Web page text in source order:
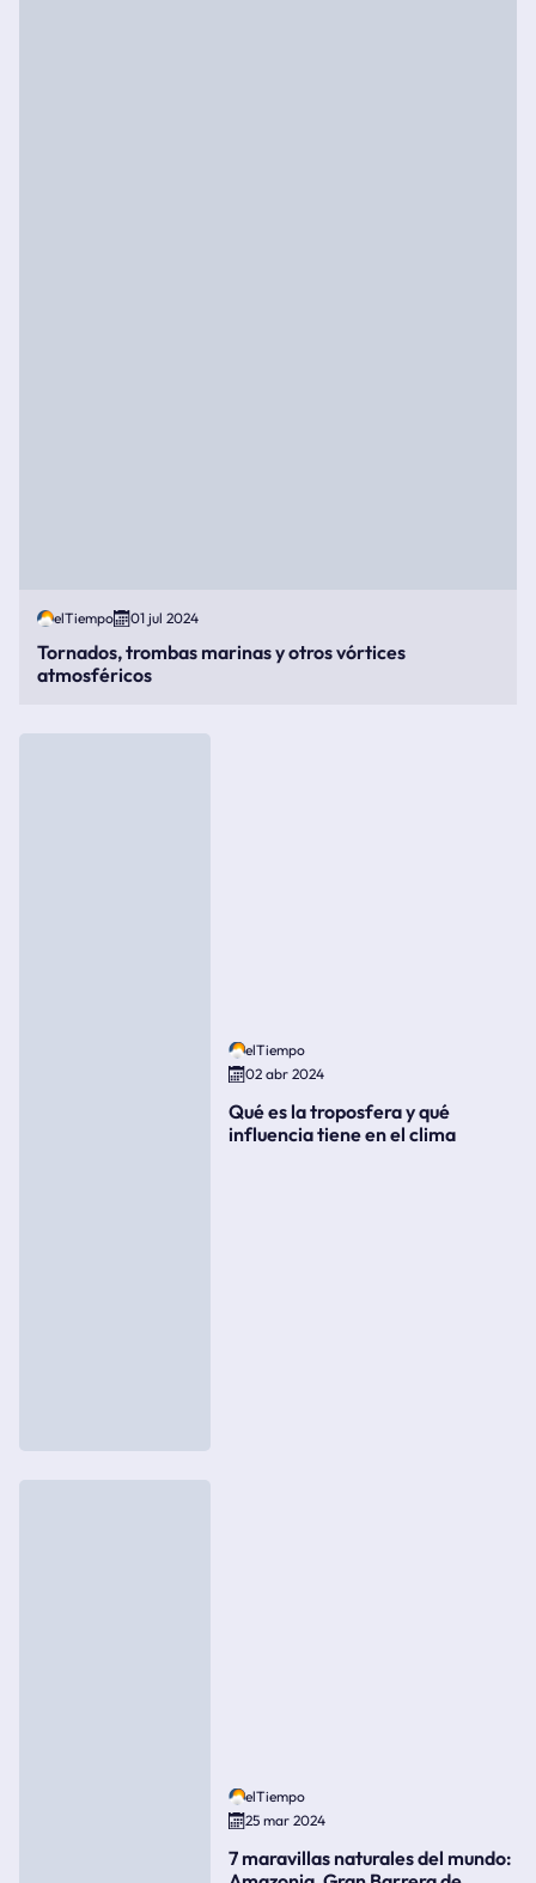
elTiempo 01 jul 2024
Tornados, trombas marinas y otros vórtices
atmosféricos
elTiempo
02 abr 2024
Qué es la troposfera y qué
influencia tiene en el clima
elTiempo
25 mar 2024
7 maravillas naturales del mundo: